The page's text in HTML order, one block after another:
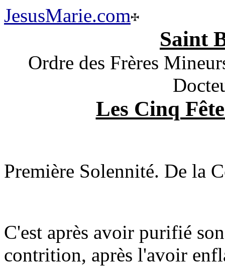
JesusMarie.com
Saint
Ordre des Frères
Les Cinq
Première Solennité. De la
C'est après avoir purifié
contrition, après l'avoir